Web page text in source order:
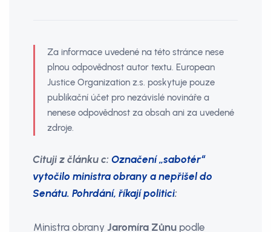
Za informace uvedené na této stránce nese
plnou odpovědnost autor textu. European
Justice Organization z.s. poskytuje pouze
publikační účet pro nezávislé novináře a
nenese odpovědnost za obsah ani za uvedené
zdroje.
Cituji z článku c:Označení „sabotér“
vytočilo ministra obrany a nepřišel do
Senátu. Pohrdání, říkají politici:
Ministra obrany Jaromíra Zůnu podle